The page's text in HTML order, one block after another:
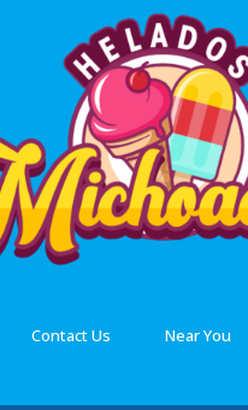
Contact Us Near You